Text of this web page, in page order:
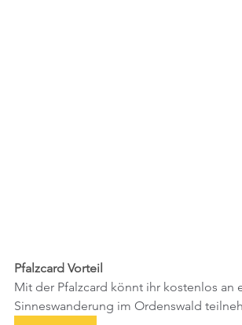
Pfalzcard Vorteil
Mit der Pfalzcard könnt ihr kostenlos an
Sinneswanderung im Ordenswald